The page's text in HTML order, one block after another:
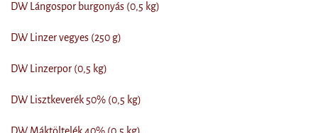
DW Lángospor burgonyás (0,5 kg)
DW Linzer vegyes (250 g)
DW Linzerpor (0,5 kg)
DW Lisztkeverék 50% (0,5 kg)